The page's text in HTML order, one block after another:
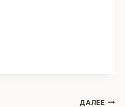
ДАЛЕЕ